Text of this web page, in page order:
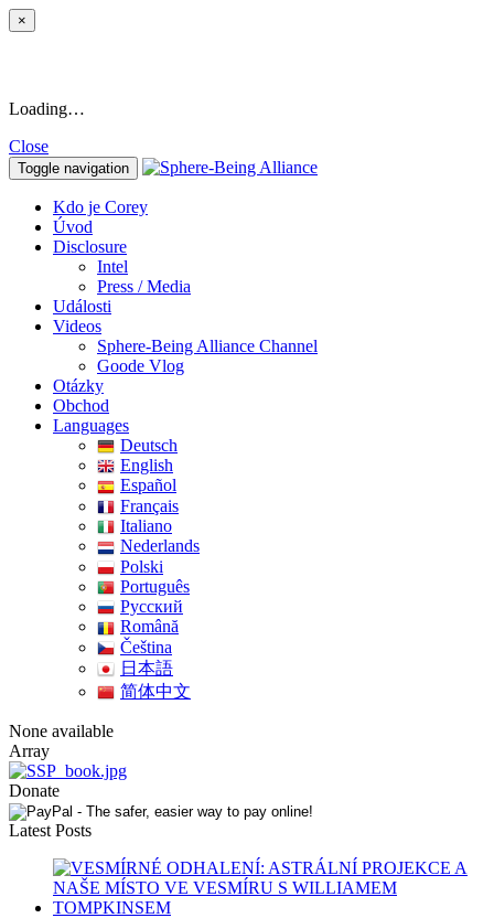
×
Loading…
Close
Toggle navigation
Kdo je Corey
Úvod
Disclosure
Intel
Press / Media
Události
Videos
Sphere-Being Alliance Channel
Goode Vlog
Otázky
Obchod
Languages
Deutsch
English
Español
Français
Italiano
Nederlands
Polski
Português
Pусский
Română
Čeština
日本語
简体中文
None available
Array
Donate
Latest Posts